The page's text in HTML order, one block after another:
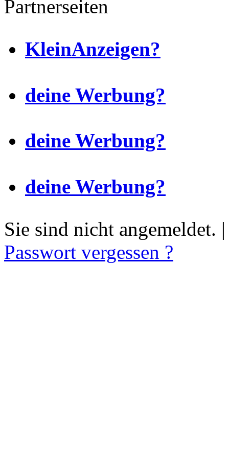
Partnerseiten
KleinAnzeigen?
deine Werbung?
deine Werbung?
deine Werbung?
Sie sind nicht angemeldet. |
Passwort vergessen ?